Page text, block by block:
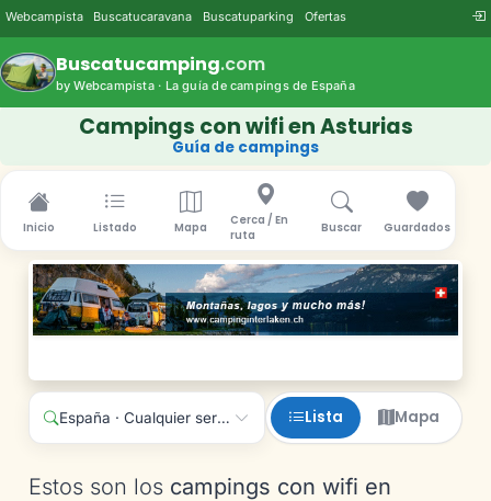
Webcampista Buscatucaravana Buscatuparking Ofertas
Buscatucamping.com
by Webcampista · La guía de campings de España
Campings con wifi en Asturias
Guía de campings
Inicio Listado Mapa
Cerca / En
ruta
Buscar Guardados
España · Cualquier servicio Lista Mapa
Estos son los campings con wifi en